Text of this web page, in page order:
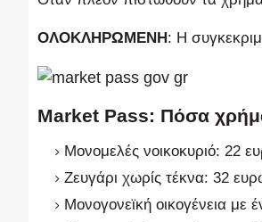
ΟΛΟΚΛΗΡΩΜΕΝΗ: Η
Market Pass: Πόσα
Μονομελές νοικοκυριό: 22
Ζευγάρι χωρίς τέκνα: 32
Μονογονεϊκή οικογένεια